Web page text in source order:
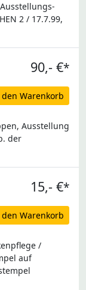
2 / 17.7.99,
90,- €*
Warenkorb
Ausstellung
der
15,- €*
Warenkorb
/
auf